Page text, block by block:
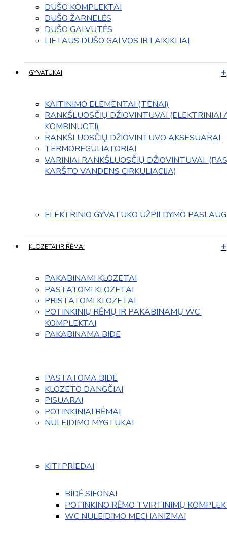
DUŠO KOMPLEKTAI
DUŠO ŽARNELĖS
DUŠO GALVUTĖS
LIETAUS DUŠO GALVOS IR LAIKIKLIAI
GYVATUKAI
KAITINIMO ELEMENTAI (TENAI)
RANKŠLUOSČIŲ DŽIOVINTUVAI (ELEKTRINIAI
KOMBINUOTI)
RANKŠLUOSČIŲ DŽIOVINTUVO AKSESUARAI
TERMOREGULIATORIAI
VARINIAI RANKŠLUOSČIŲ DŽIOVINTUVAI
KARŠTO VANDENS CIRKULIACIJA)
ELEKTRINIO GYVATUKO UŽPILDYMO
KLOZETAI IR RĖMAI
PAKABINAMI KLOZETAI
PASTATOMI KLOZETAI
PRISTATOMI KLOZETAI
POTINKINIŲ RĖMŲ IR PAKABINAMŲ WC
KOMPLEKTAI
PAKABINAMA BIDE
PASTATOMA BIDE
KLOZETO DANGČIAI
PISUARAI
POTINKINIAI RĖMAI
NULEIDIMO MYGTUKAI
KITI PRIEDAI
BIDĖ SIFONAI
POTINKINO RĖMO TVIRTINIMŲ
WC NULEIDIMO MECHANIZMAI